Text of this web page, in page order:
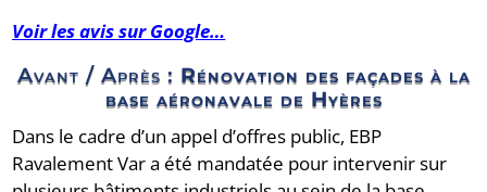
Voir les avis sur Google…
Avant / Après : Rénovation des façades à la
base aéronavale de Hyères
Dans le cadre d’un appel d’offres public, EBP
Ravalement Var a été mandatée pour intervenir sur